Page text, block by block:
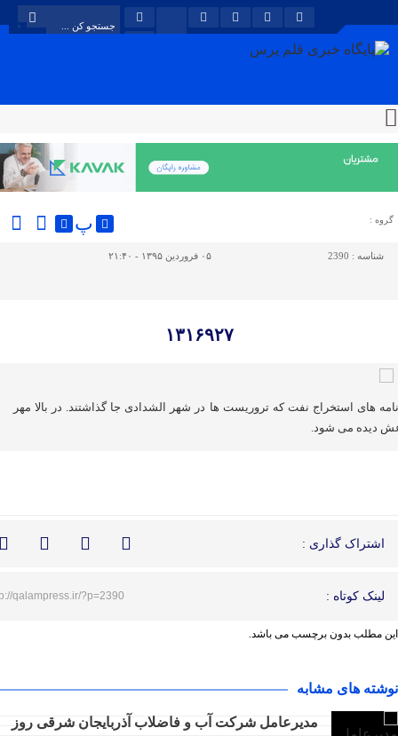
گروه : پ
شناسه : 2390 ۰۵ فروردین ۱۳۹۵ - ۲۱:۴۰
۱۳۱۶۹۲۷
های استخراج نفت که تروریست ها در شهر الشدادی جا گذاشتند. در بالا مهر
دیده می شود.
اشتراک گذاری :
لینک کوتاه : qalampress.ir/?p=2390
این مطلب بدون برچسب می باشد.
نوشته های مشابه
مدیرعامل شرکت آب و فاضلاب آذربایجان شرقی روز